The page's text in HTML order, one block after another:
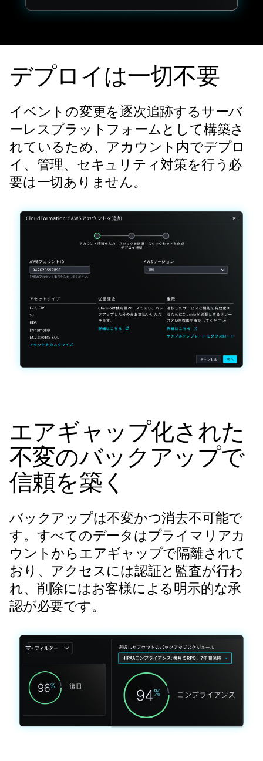
デプロイは一切不要
イベントの変更を逐次追跡するサーバ
ーレスプラットフォームとして構築さ
れているため、アカウント内でデプロ
イ、管理、セキュリティ対策を行う必
要は一切ありません。
エアギャップ化された
不変のバックアップで
信頼を築く
バックアップは不変かつ消去不可能で
す。すべてのデータはプライマリアカ
ウントからエアギャップで隔離されて
おり、アクセスには認証と監査が行わ
れ、削除にはお客様による明示的な承
認が必要です。